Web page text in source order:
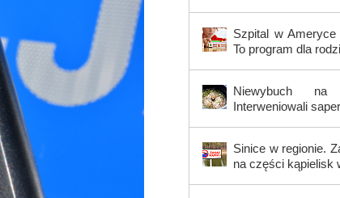
Szpital w
To program dla
Niewybuch
Interweniowali
Sinice w regionie.
na części kąpielisk